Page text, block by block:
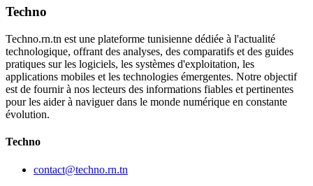
Techno
Techno.rn.tn est une plateforme tunisienne dédiée à l'actualité
technologique, offrant des analyses, des comparatifs et des guides
pratiques sur les logiciels, les systèmes d'exploitation, les
applications mobiles et les technologies émergentes. Notre objectif
est de fournir à nos lecteurs des informations fiables et pertinentes
pour les aider à naviguer dans le monde numérique en constante
évolution.
Techno
contact@techno.rn.tn